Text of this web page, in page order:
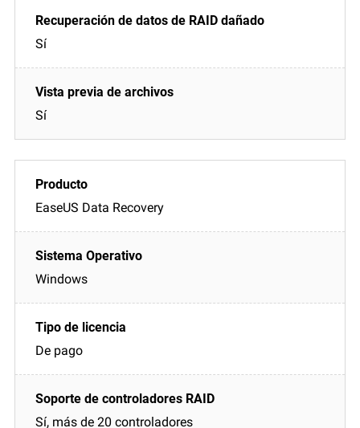
Sí
Sí
EaseUS Data Recovery
Windows
De pago
Sí, más de 20 controladores